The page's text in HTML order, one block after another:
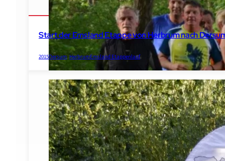
Start der Emsland Etappe von Herbrum nach
2015Dersum, HerbrumEmsland Etappenlauf